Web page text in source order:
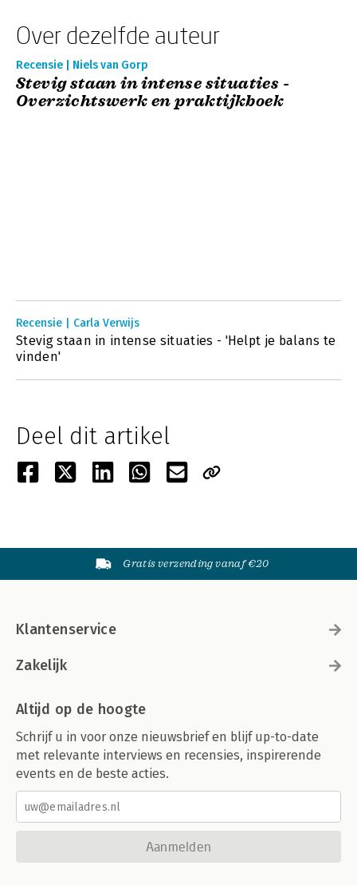
Over dezelfde auteur
Recensie | Niels van Gorp
Stevig staan in intense situaties -
Overzichtswerk en praktijkboek
Recensie | Carla Verwijs
Stevig staan in intense situaties - 'Helpt je balans te
vinden'
Deel dit artikel
Gratis verzending vanaf €20
Klantenservice
Zakelijk
Altijd op de hoogte
Schrijf u in voor onze nieuwsbrief en blijf up-to-date
met relevante interviews en recensies, inspirerende
events en de beste acties.
Aanmelden